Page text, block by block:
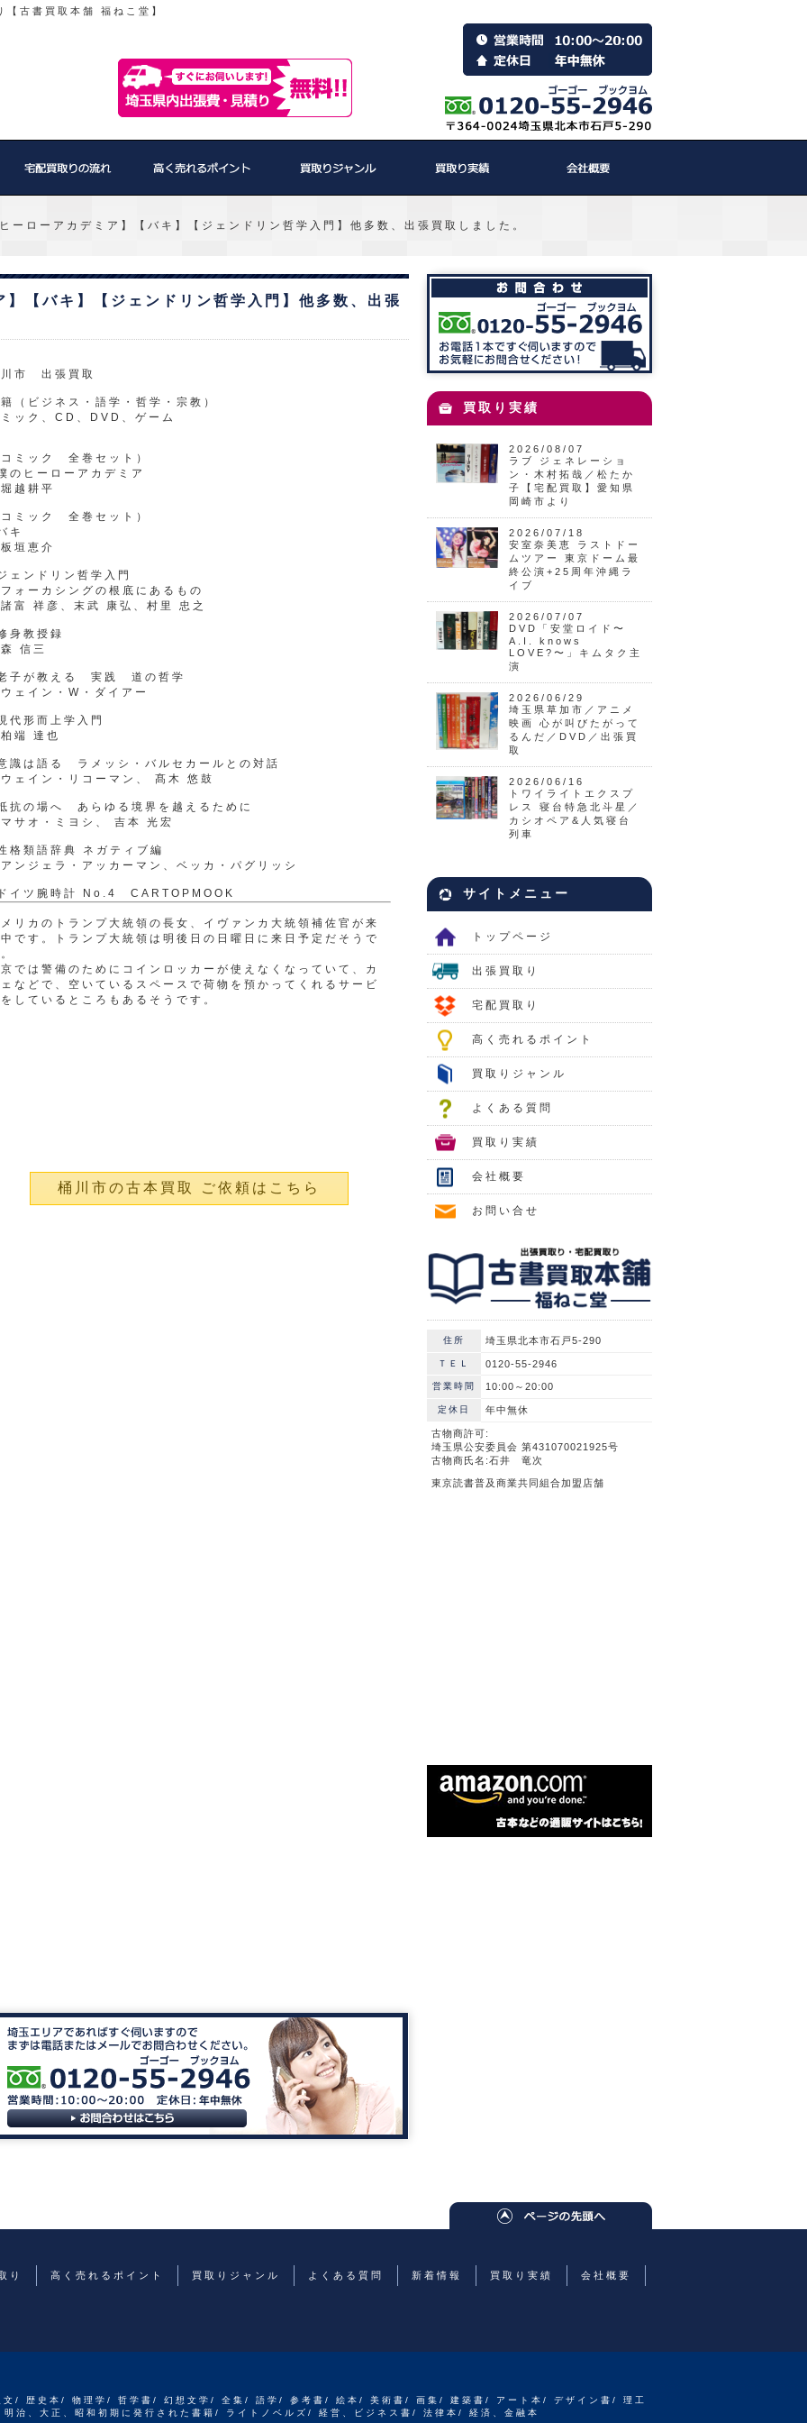
古書買取本舗 福ねこ堂】
ーローアカデミア】【バキ】【ジェンドリン哲学入門】他多数、出張買取しました。
【バキ】【ジェンドリン哲学入門】他多数、出張
市 出張買取
（ビジネス・語学・哲学・宗教）
ック、CD、DVD、ゲーム
ミック 全巻セット）
のヒーローアカデミア
越耕平
ミック 全巻セット）
キ
垣恵介
ェンドリン哲学入門
ーカシングの根底にあるもの
祥彦、末武 康弘、村里 忠之
身教授録
信三
子が教える 実践 道の哲学
イン・W・ダイアー
代形而上学入門
端 達也
識は語る ラメッシ・バルセカールとの対話
イン・リコーマン、 髙木 悠鼓
抗の場へ あらゆる境界を越えるために
オ・ミヨシ、 吉本 光宏
格類語辞典 ネガティブ編
ジェラ・アッカーマン、ベッカ・パグリッシ
イツ腕時計 No.4 CARTOPMOOK
リカのトランプ大統領の長女、イヴァンカ大統領補佐官が来
です。トランプ大統領は明後日の日曜日に来日予定だそうで
では警備のためにコインロッカーが使えなくなっていて、カ
などで、空いているスペースで荷物を預かってくれるサービ
しているところもあるそうです。
桶川市の古本買取 ご依頼はこちら
買取り実績
2026/08/07
ラブ ジェネレーショ
ン・木村拓哉／松たか
子【宅配買取】愛知県
岡崎市より
2026/07/18
安室奈美恵 ラストドー
ムツアー 東京ドーム最
終公演+25周年沖縄ラ
イブ
2026/07/07
DVD「安堂ロイド〜
A.I. knows
LOVE?〜」キムタク主
演
2026/06/29
埼玉県草加市／アニメ
映画 心が叫びたがって
るんだ／DVD／出張買
取
2026/06/16
トワイライトエクスプ
レス 寝台特急北斗星／
カシオペア&人気寝台
列車
サイトメニュー
トップページ
出張買取り
宅配買取り
高く売れるポイント
買取りジャンル
よくある質問
買取り実績
会社概要
お問い合せ
住所 埼玉県北本市石戸5-290
ＴＥＬ 0120-55-2946
営業時間 10:00～20:00
定休日 年中無休
古物商許可:
埼玉県公安委員会 第431070021925号
古物商氏名:石井 竜次
東京読書普及商業共同組合加盟店舗
り 高く売れるポイント 買取りジャンル よくある質問 新着情報 買取り実績 会社概要
/ 歴史本/ 物理学/ 哲学書/ 幻想文学/ 全集/ 語学/ 参考書/ 絵本/ 美術書/ 画集/ 建築書/ アート本/ デザイン書/ 理工
、大正、昭和初期に発行された書籍/ ライトノベルズ/ 経営、ビジネス書/ 法律本/ 経済、金融本